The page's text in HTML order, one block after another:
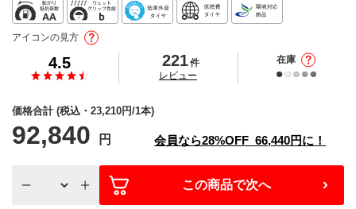
4.5 221件
の
レビュー
在庫
アイコンの見方
価格合計 (税込・ 23,210円/1本)
92,840 円 会員なら28%OFF 66,440円に！
この商品で次へ